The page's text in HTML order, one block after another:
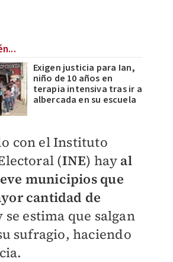
Exigen justicia para Ian,
niño de 10 años en
terapia intensiva tras ir a
albercada en su escuela
con el Instituto
(INE) hay al
municipios que
cantidad de
se estima que salgan
sufragio, haciendo